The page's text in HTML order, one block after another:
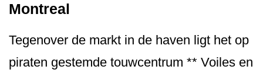
Montreal
Tegenover de markt in de haven ligt het op
piraten gestemde touwcentrum ** Voiles en